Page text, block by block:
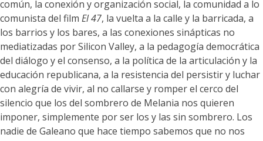
común, la conexión y organización social, la comunidad a lo
comunista del film El 47, la vuelta a la calle y la barricada, a
los barrios y los bares, a las conexiones sinápticas no
mediatizadas por Silicon Valley, a la pedagogía democrática
del diálogo y el consenso, a la política de la articulación y la
educación republicana, a la resistencia del persistir y luchar
con alegría de vivir, al no callarse y romper el cerco del
silencio que los del sombrero de Melania nos quieren
imponer, simplemente por ser los y las sin sombrero. Los
nadie de Galeano que hace tiempo sabemos que no nos